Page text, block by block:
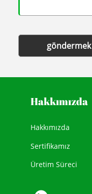
göndermek
Hakkımızda
Hakkımızda
Sertifikamız
Üretim Süreci